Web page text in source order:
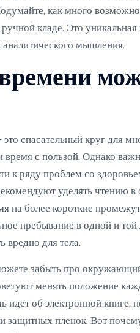
как много
кладе. Это
мышления.
спасательный круг для
время с пользой. Однако
к ряду проблем со
уделять чтению
на более короткие
пребывание в одной и
вредно для тела.
забыть про
менять положение
об электронной книге,
защитных пленок. Вот